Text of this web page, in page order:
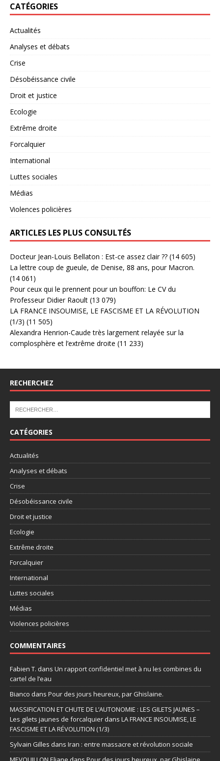
CATÉGORIES
Actualités
Analyses et débats
Crise
Désobéissance civile
Droit et justice
Ecologie
Extrême droite
Forcalquier
International
Luttes sociales
Médias
Violences policières
ARTICLES LES PLUS CONSULTÉS
Docteur Jean-Louis Bellaton : Est-ce assez clair ?? (14 605)
La lettre coup de gueule, de Denise, 88 ans, pour Macron.
(14 061)
Pour ceux qui le prennent pour un bouffon: Le CV du
Professeur Didier Raoult (13 079)
LA FRANCE INSOUMISE, LE FASCISME ET LA RÉVOLUTION
(1/3) (11 505)
Alexandra Henrion-Caude très largement relayée sur la
complosphère et l’extrême droite (11 233)
RECHERCHEZ
CATÉGORIES
Actualités
Analyses et débats
Crise
Désobéissance civile
Droit et justice
Ecologie
Extrême droite
Forcalquier
International
Luttes sociales
Médias
Violences policières
COMMENTAIRES
Fabien T. dans Un rapport confidentiel met à nu les combines du
cartel de l’eau
Bianco dans Pour des jours heureux, par Ghislaine.
MASSIFICATION ET CHUTE DE L’AUTONOMIE : LES GILETS JAUNES –
Les gilets jaunes de forcalquier dans LA FRANCE INSOUMISE, LE
FASCISME ET LA RÉVOLUTION (1/3)
Sylvain Gilles dans Iran : entre massacre et révolution sociale